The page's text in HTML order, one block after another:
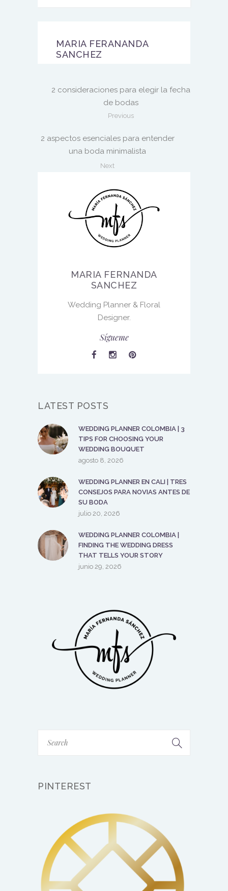
MARIA FERANANDA
SANCHEZ
2 consideraciones para elegir la fecha
de bodas
Previous
2 aspectos esenciales para entender
una boda minimalista
Next
MARIA FERNANDA
SANCHEZ
Wedding Planner & Floral
Designer.
Sígueme
LATEST POSTS
WEDDING PLANNER COLOMBIA | 3
TIPS FOR CHOOSING YOUR
WEDDING BOUQUET
agosto 8, 2026
WEDDING PLANNER EN CALI | TRES
CONSEJOS PARA NOVIAS ANTES DE
SU BODA
julio 20, 2026
WEDDING PLANNER COLOMBIA |
FINDING THE WEDDING DRESS
THAT TELLS YOUR STORY
junio 29, 2026
PINTEREST